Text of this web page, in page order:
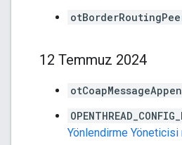
12 Temmuz 2024
Yönlendirme Yöneticisi